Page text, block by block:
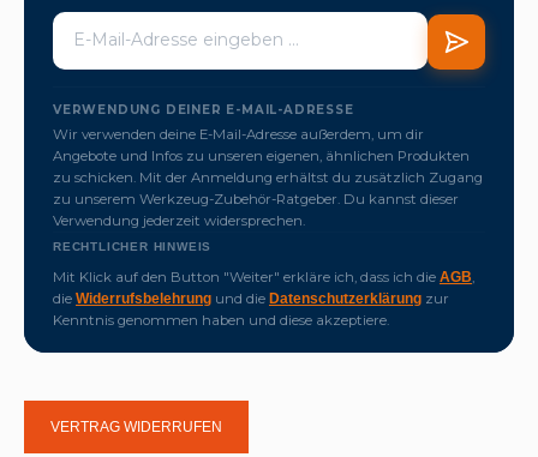
VERWENDUNG DEINER E-MAIL-ADRESSE
Wir verwenden deine E-Mail-Adresse außerdem, um dir
Angebote und Infos zu unseren eigenen, ähnlichen Produkten
zu schicken. Mit der Anmeldung erhältst du zusätzlich Zugang
zu unserem Werkzeug-Zubehör-Ratgeber. Du kannst dieser
Verwendung jederzeit widersprechen.
RECHTLICHER HINWEIS
Mit Klick auf den Button "Weiter" erkläre ich, dass ich die AGB
die Widerrufsbelehrung und die Datenschutzerklärung zur
Kenntnis genommen haben und diese akzeptiere.
VERTRAG WIDERRUFEN